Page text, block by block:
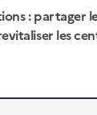
: partager
les